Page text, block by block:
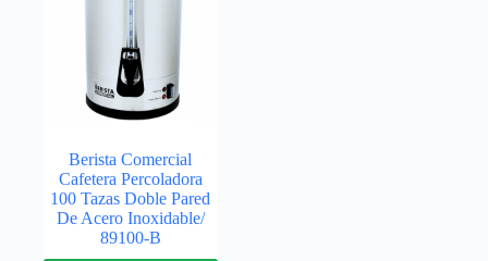
Berista Comercial
Cafetera Percoladora
100 Tazas Doble Pared
De Acero Inoxidable/
89100-B